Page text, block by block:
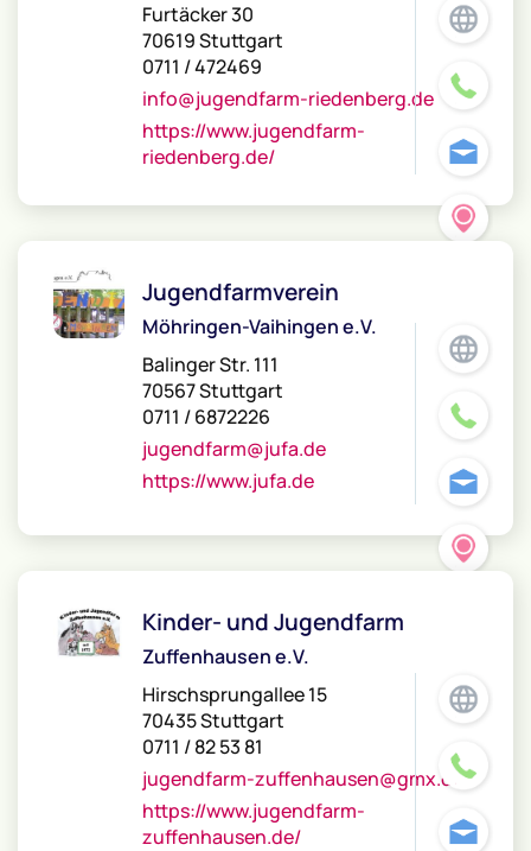
Furtäcker 30
70619 Stuttgart
0711 / 472469
info@jugendfarm-riedenberg.de
https://www.jugendfarm-
riedenberg.de/
Jugendfarmverein
Möhringen-Vaihingen e.V.
Balinger Str. 111
70567 Stuttgart
0711 / 6872226
jugendfarm@jufa.de
https://www.jufa.de
Kinder- und Jugendfarm
Zuffenhausen e.V.
Hirschsprungallee 15
70435 Stuttgart
0711 / 82 53 81
jugendfarm-zuffenhausen@gmx.de
https://www.jugendfarm-
zuffenhausen.de/